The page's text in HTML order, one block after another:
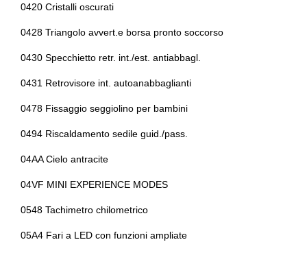
Sistema di navigazione
Sistema di riconoscimento stanchezza guidatore
Specchietti retrovisori elettrici
Start & stop
Tappetini
Usb
Volante in pelle
Volante riscaldato
Volante sportivo
Indicatore pressione pneumatici
Indicatori di direzione integrati negli specchietti retrovisori
Interni in pelle e tessuto
Kit emergenza
Kit riparazione pneumatici / tirefit
Mini connected services
Mini interaction unit
Personal esim
Personalizzazioni linea e stile
Porta usb
0420 Cristalli oscurati
0428 Triangolo avvert.e borsa pronto soccorso
0430 Specchietto retr. int./est. antiabbagl.
0431 Retrovisore int. autoanabbaglianti
0478 Fissaggio seggiolino per bambini
0494 Riscaldamento sedile guid./pass.
04AA Cielo antracite
04VF MINI EXPERIENCE MODES
0548 Tachimetro chilometrico
05A4 Fari a LED con funzioni ampliate